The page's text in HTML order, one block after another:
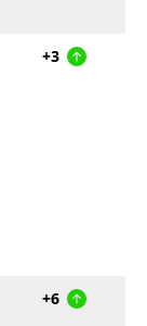
+3
+6